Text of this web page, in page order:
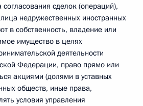
согласования сделок (операций),
недружественных иностранных
в собственность, владение или
имущество в целях
деятельности
Федерации, право прямо или
акциями (долями в уставных
обществ, иные права,
условия управления